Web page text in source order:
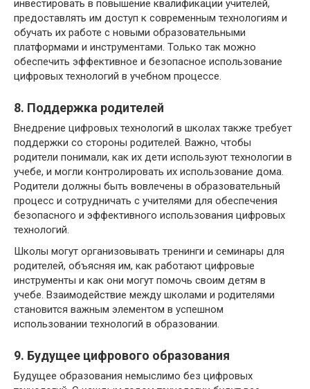
инвестировать в повышение квалификации учителей,
предоставлять им доступ к современным технологиям и
обучать их работе с новыми образовательными
платформами и инструментами. Только так можно
обеспечить эффективное и безопасное использование
цифровых технологий в учебном процессе.
8. Поддержка родителей
Внедрение цифровых технологий в школах также требует
поддержки со стороны родителей. Важно, чтобы
родители понимали, как их дети используют технологии в
учебе, и могли контролировать их использование дома.
Родители должны быть вовлечены в образовательный
процесс и сотрудничать с учителями для обеспечения
безопасного и эффективного использования цифровых
технологий.
Школы могут организовывать тренинги и семинары для
родителей, объясняя им, как работают цифровые
инструменты и как они могут помочь своим детям в
учебе. Взаимодействие между школами и родителями
становится важным элементом в успешном
использовании технологий в образовании.
9. Будущее цифрового образования
Будущее образования немыслимо без цифровых